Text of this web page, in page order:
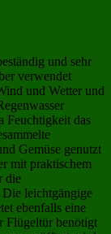
und sehr
verwendet
und Wetter und
Feuchtigkeit das
Gemüse genutzt
mit praktischem
die
leichtgängige
ebenfalls eine
Flügeltür benötigt